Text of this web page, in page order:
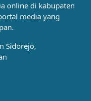
online di kabupaten
media yang
Sidorejo,